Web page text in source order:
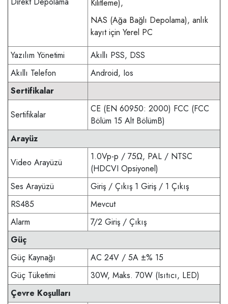
Kilitleme),
NAS (Ağa Bağlı Depolama), anlık
kayıt için Yerel PC
Yazılım Yönetimi
Akıllı PSS, DSS
Akıllı Telefon
Android, Ios
Sertifikalar
Sertifikalar
CE (EN 60950: 2000) FCC (FCC
Bölüm 15 Alt BölümB)
Arayüz
Video Arayüzü
1.0Vp-p / 75Ω, PAL / NTSC
(HDCVI Opsiyonel)
Ses Arayüzü
Giriş / Çıkış 1 Giriş / 1 Çıkış
RS485
Mevcut
Alarm
7/2 Giriş / Çıkış
Güç
Güç Kaynağı
AC 24V / 5A ±% 15
Güç Tüketimi
30W, Maks. 70W (Isıtıcı, LED)
Çevre Koşulları